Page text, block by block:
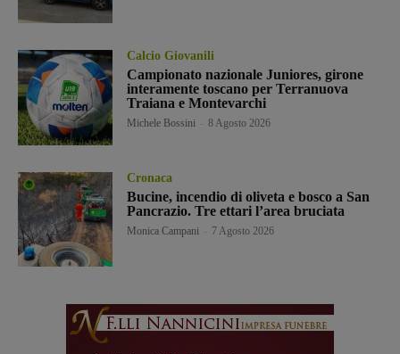
Calcio Giovanili
Campionato nazionale Juniores, girone
interamente toscano per Terranuova
Traiana e Montevarchi
Michele Bossini 8 Agosto 2026
Cronaca
Bucine, incendio di oliveta e bosco a San
Pancrazio. Tre ettari l’area bruciata
Monica Campani 7 Agosto 2026